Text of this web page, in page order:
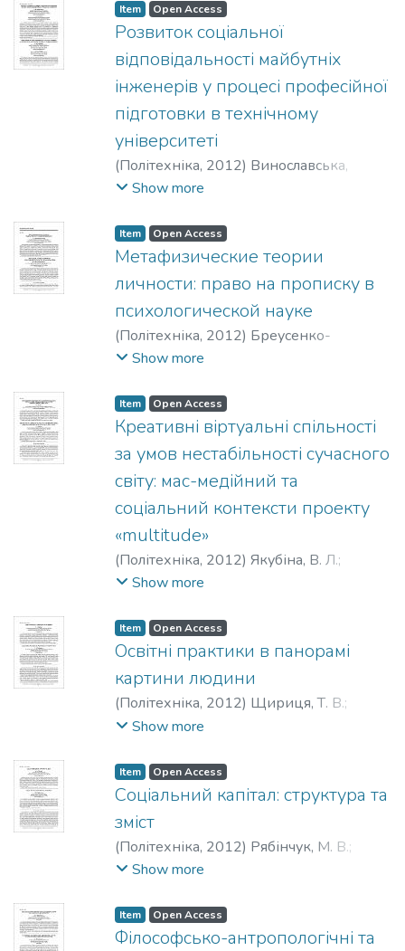
Item Open Access
Розвиток соціальної
відповідальності майбутніх
інженерів у процесі професійної
підготовки в технічному
університеті
(Політехніка, 2012) Винославська,
Олена Василівна
Show more
Item Open Access
Метафизические теории
личности: право на прописку в
психологической науке
(Політехніка, 2012) Бреусенко-
Кузнецов, А. А.
Show more
Item Open Access
Креативні віртуальні спільності
за умов нестабільності сучасного
світу: мас-медійний та
соціальний контексти проекту
«multitude»
(Політехніка, 2012) Якубіна, В. Л.;
Jakubina, V. L.
Show more
Item Open Access
Освітні практики в панорамі
картини людини
(Політехніка, 2012) Щириця, Т. В.;
Shchyrytsya, T. V.
Show more
Item Open Access
Соціальний капітал: структура та
зміст
(Політехніка, 2012) Рябінчук, М. В.;
Ryabinchuk, M. V.
Show more
Item Open Access
Філософсько-антропологічні та